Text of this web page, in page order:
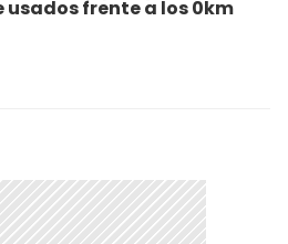
usados frente a los 0km